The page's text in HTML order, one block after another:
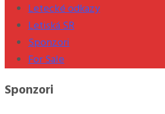
Letecké odkazy
Letiská SR
Sponzori
For Sale
Sponzori